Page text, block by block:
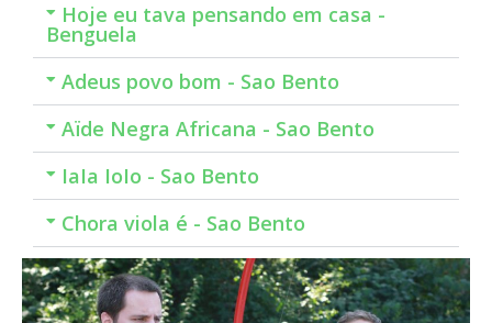
Hoje eu tava pensando em casa -
Benguela
Adeus povo bom - Sao Bento
Aïde Negra Africana - Sao Bento
IaIa IoIo - Sao Bento
Chora viola é - Sao Bento